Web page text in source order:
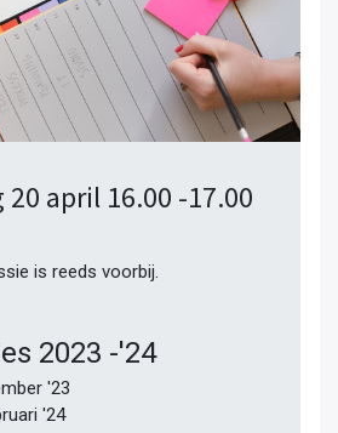
april 16.00 -17.00
is reeds voorbij.
2023 -'24
'23
'24